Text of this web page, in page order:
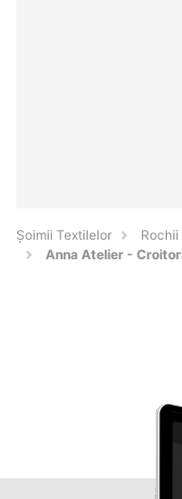
Șoimii Textilelor
Anna Atelier -